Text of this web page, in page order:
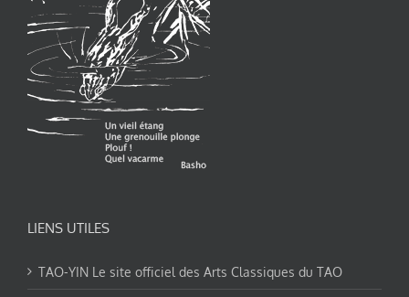
LIENS UTILES
TAO-YIN Le site officiel des Arts Classiques du TAO